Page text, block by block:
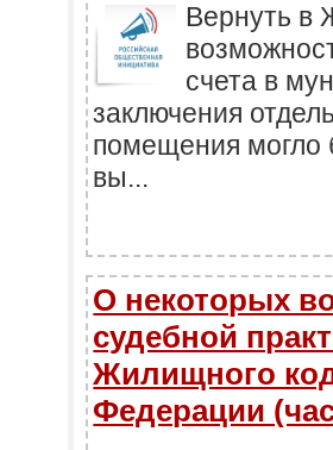
Вернуть в
счета в
заключения
помещения
вы...
О некоторых
судебной
Жилищного
Федерации